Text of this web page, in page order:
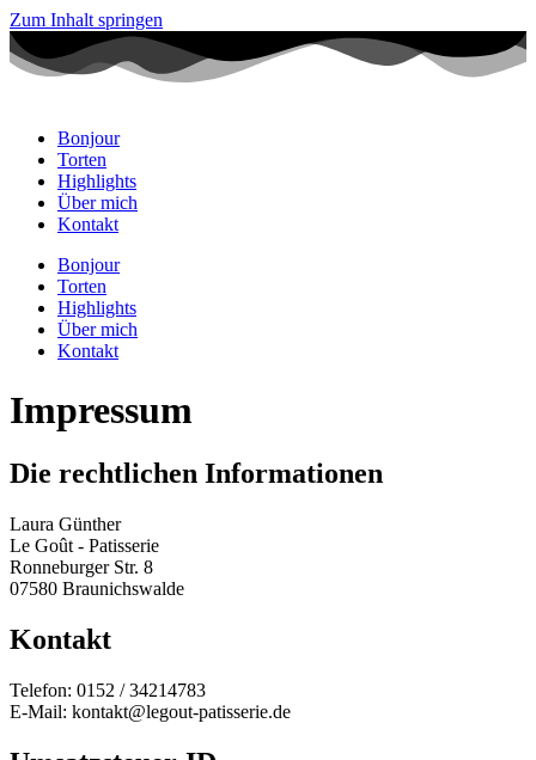
Zum Inhalt springen
Bonjour
Torten
Highlights
Über mich
Kontakt
Bonjour
Torten
Highlights
Über mich
Kontakt
Impressum
Die rechtlichen Informationen
Laura Günther
Le Goût - Patisserie
Ronneburger Str. 8
07580 Braunichswalde
Kontakt
Telefon: 0152 / 34214783
E-Mail: kontakt@legout-patisserie.de